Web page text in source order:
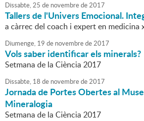
Dissabte,25 de novembrede2017
Tallers de l'Univers Emocional.
a càrrec del coach i expert en medicina
Diumenge, 19 de novembrede2017
Vols saber identificar els minerals?
Setmana de la Ciència 2017
Dissabte, 18 de novembrede2017
Jornada de Portes Obertes al
Mineralogia
Setmana de la Ciència 2017